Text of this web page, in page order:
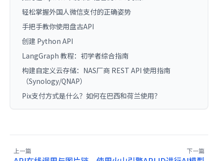
轻松掌握外国人微信支付的正确姿势
手把手教你使用盘古API
创建 Python API
LangGraph 教程：初学者综合指南
构建自定义云存储：NAS厂商 REST API 使用指南
（Synology/QNAP）
Pix支付方式是什么？如何在巴西和荷兰使用？
上一篇 下一篇